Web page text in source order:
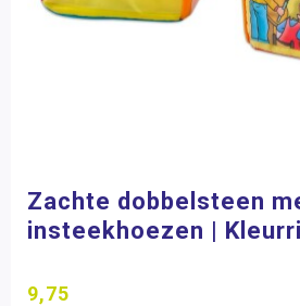
Zachte dobbelsteen
insteekhoezen |
9,75